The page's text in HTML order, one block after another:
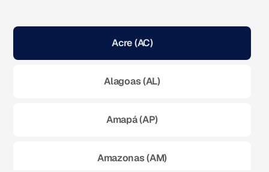
Acre (AC)
Alagoas (AL)
Amapá (AP)
Amazonas (AM)